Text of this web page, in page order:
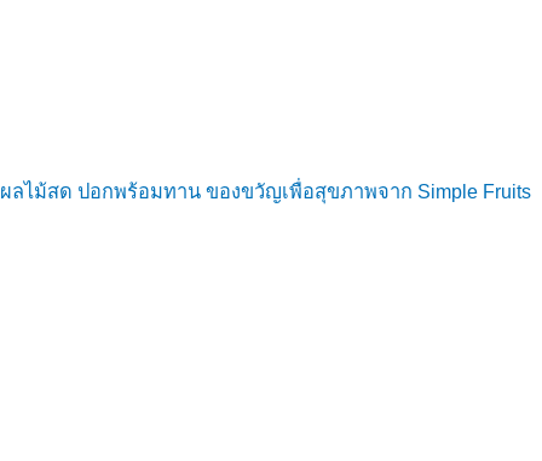
ผลไม้สด ปอกพร้อมทาน ของขวัญเพื่อสุขภาพจาก Simple Fruits